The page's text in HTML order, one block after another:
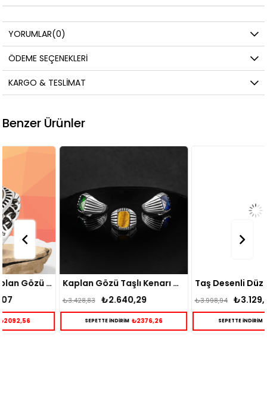
YORUMLAR(0)
ÖDEME SEÇENEKLERI
KARGO & TESLIMAT
Benzer Ürünler
Kaplan Gözü Taşlı Kenarı Çizgi Motifli Erkek Gümüş Yüzük
₺2.640,29
₺3.428,83
SEPETTE İNDİRİM ₺2376,26
Taş Desenli Düz Oval Kaplan Gözü Taşlı Erkek Gümüş Yüzük
₺3.129,90
₺3.998,94
SEPETTE İNDİRİM ₺2816,91